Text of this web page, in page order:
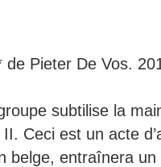
de Pieter De Vos.
subtilise la
II. Ceci est un acte
belge, entraînera